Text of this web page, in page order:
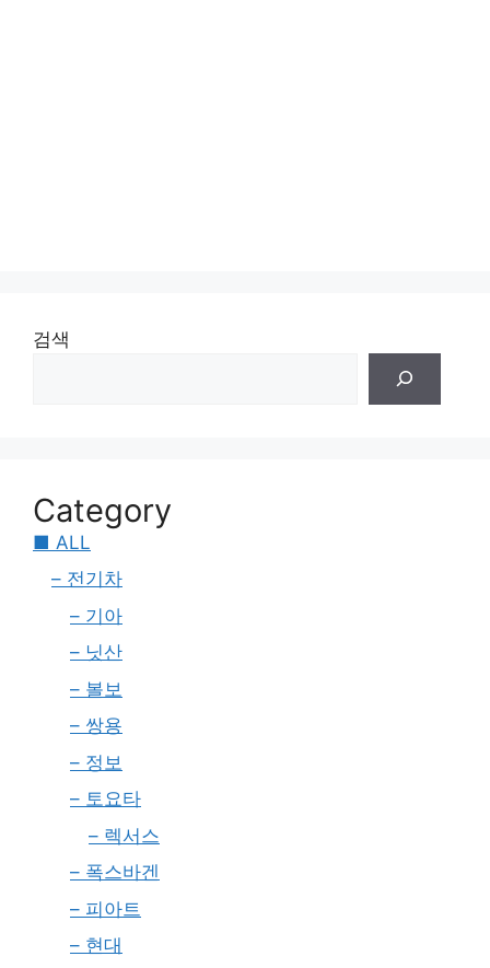
검색
Category
■ ALL
– 전기차
– 기아
– 닛산
– 볼보
– 쌍용
– 정보
– 토요타
– 렉서스
– 폭스바겐
– 피아트
– 현대